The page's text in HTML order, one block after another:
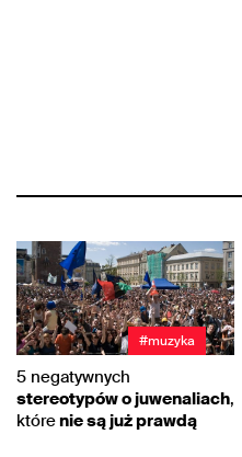
#muzyka
5 negatywnych
stereotypów o juwenaliach,
którenie są już prawdą